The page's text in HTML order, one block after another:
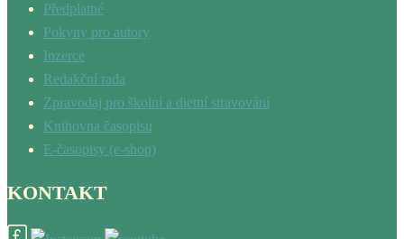
Předplatné
Pokyny pro autory
Inzerce
Redakční rada
Zpravodaj pro školní a dietní stravování
Knihovna časopisu
E-časopisy (e-shop)
KONTAKT